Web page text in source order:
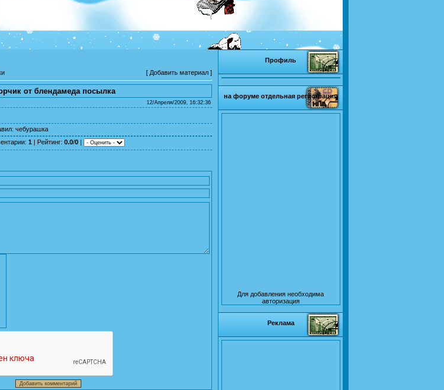
[ Добавить материал ]
от блендамеда посылка
12/Апреля/2009, 16:32:36
: чебурашка
: 1 | Рейтинг: 0.0/0 |
Профиль
на форуме отдельная регистрация
Для добавления необходима
авторизация
Реклама